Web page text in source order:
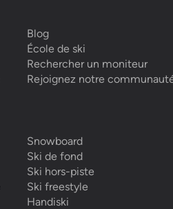
Blog
École de ski
Rechercher un moniteur
Rejoignez notre
Snowboard
Ski de fond
Ski hors-piste
Ski freestyle
Handiski